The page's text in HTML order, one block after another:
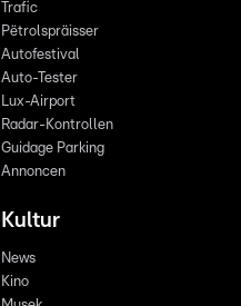
Trafic
Pëtrolspräisser
Autofestival
Auto-Tester
Lux-Airport
Radar-Kontrollen
Guidage Parking
Annoncen
Kultur
News
Kino